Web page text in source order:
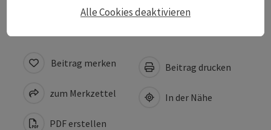
Beitrag merken
zum Merkzettel
PDF erstellen
Beitrag drucken
In der Nähe
Alle Cookies deaktivieren